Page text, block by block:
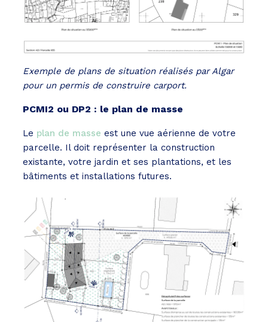
Exemple de plans de situation réalisés par Algar
pour un permis de construire carport.
PCMI2 ou DP2 : le plan de masse
Le plan de masse est une vue aérienne de votre
parcelle. Il doit représenter la construction
existante, votre jardin et ses plantations, et les
bâtiments et installations futures.